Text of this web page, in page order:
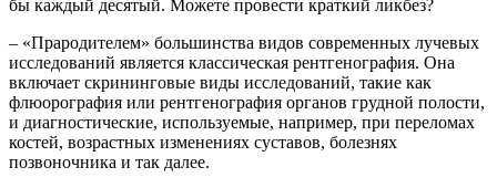
бы каждый десятый. Можете провести краткий ликбез?
– «Прародителем» большинства видов современных лучевых
исследований является классическая рентгенография. Она
включает скрининговые виды исследований, такие как
флюорография или рентгенография органов грудной полости,
и диагностические, используемые, например, при переломах
костей, возрастных изменениях суставов, болезнях
позвоночника и так далее.